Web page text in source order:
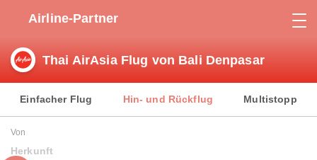
Airline-Partner
Thai AirAsia Flug von Bali Denpasar
Einfacher Flug Hin- und Rückflug Multistopp
Von
Herkunft